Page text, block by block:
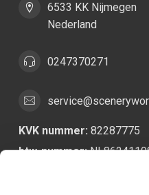
6533 KK Nijmegen
Nederland
0247370271
KVK nummer: 82287775
btw-nummer: